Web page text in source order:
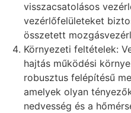
visszacsatolásos
vezérlőfelületeket
összetett
Környezeti feltételek:
hajtás működési
robusztus felépítésű
amelyek olyan
nedvesség és a